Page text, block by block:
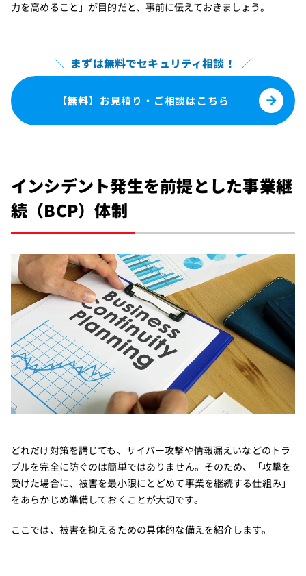
力を高めること」が目的だと、事前に伝えておきましょう。
＼ まずは無料でセキュリティ相談！ ／
【無料】お見積り・ご相談はこちら
インシデント発生を前提とした事業継
続（BCP）体制
どれだけ対策を講じても、サイバー攻撃や情報漏えいなどのトラ
ブルを完全に防ぐのは簡単ではありません。そのため、「攻撃を
受けた場合に、被害を最小限にとどめて事業を継続する仕組み」
をあらかじめ準備しておくことが大切です。
ここでは、被害を抑えるための具体的な備えを紹介します。